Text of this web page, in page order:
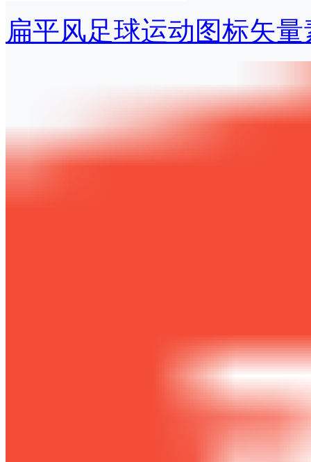
扁平风足球运动图标矢量